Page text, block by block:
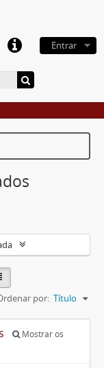
Entrar
por: Título
Mostrar os